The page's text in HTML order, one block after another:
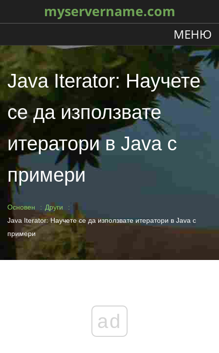
myservername.com
МЕНЮ
Java Iterator: Научете
се да използвате
итератори в Java с
примери
Основен
Други
Java Iterator: Научете се да използвате итератори в Java с
примери
ad